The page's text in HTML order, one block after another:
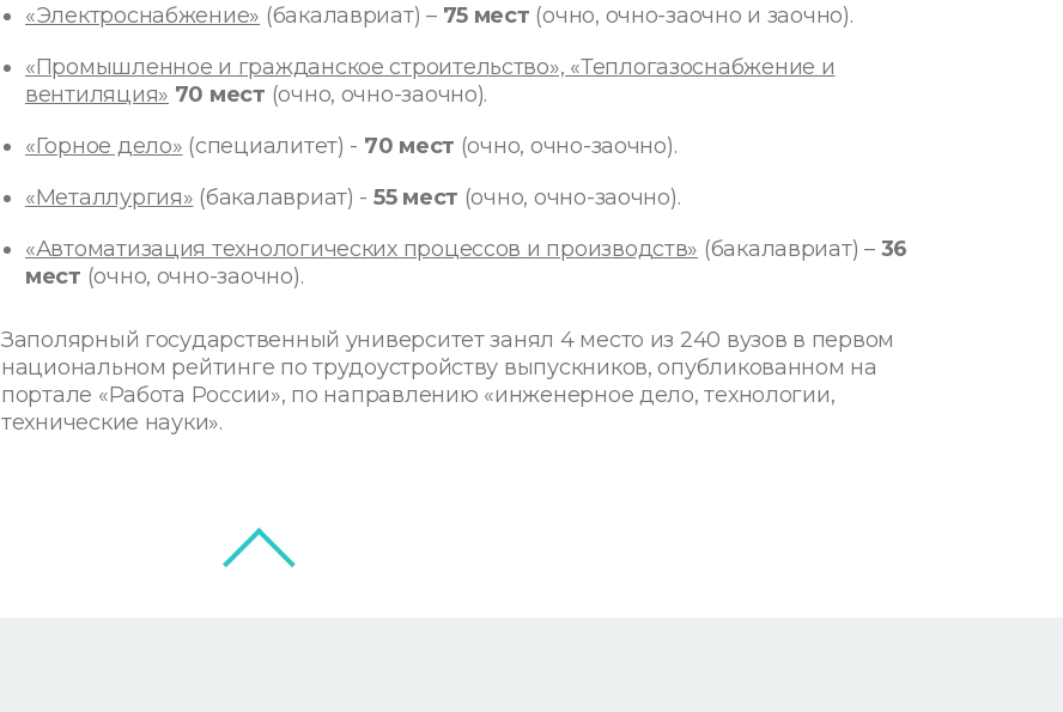
«Электроснабжение» (бакалавриат) –75 мест (очно, очно-заочно и заочно).
«Промышленное и гражданское строительство», «Теплогазоснабжение и
вентиляция» 70 мест (очно, очно-заочно).
«Горное дело» (специалитет) - 70 мест (очно, очно-заочно).
«Металлургия» (бакалавриат) - 55 мест (очно, очно-заочно).
«Автоматизация технологических процессов и производств» (бакалавриат) – 36
мест (очно, очно-заочно).
Заполярный государственный университет занял 4 место из 240 вузов в первом
национальном рейтинге по трудоустройству выпускников, опубликованном на
портале «Работа России», по направлению «инженерное дело, технологии,
технические науки».